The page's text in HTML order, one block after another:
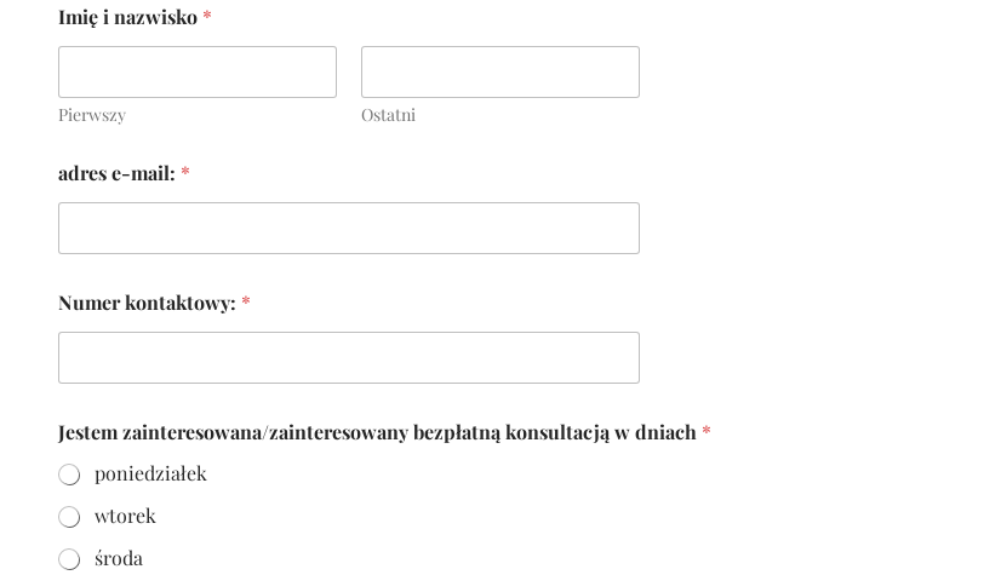
Imię i nazwisko *
Pierwszy Ostatni
adres e-mail: *
z
a
n
e
r
e
s
o
a
Numer kontaktowy: *
Jestem zainteresowana/zainteresowany bezpłatną konsultacją w dniach *
poniedziałek
wtorek
środa